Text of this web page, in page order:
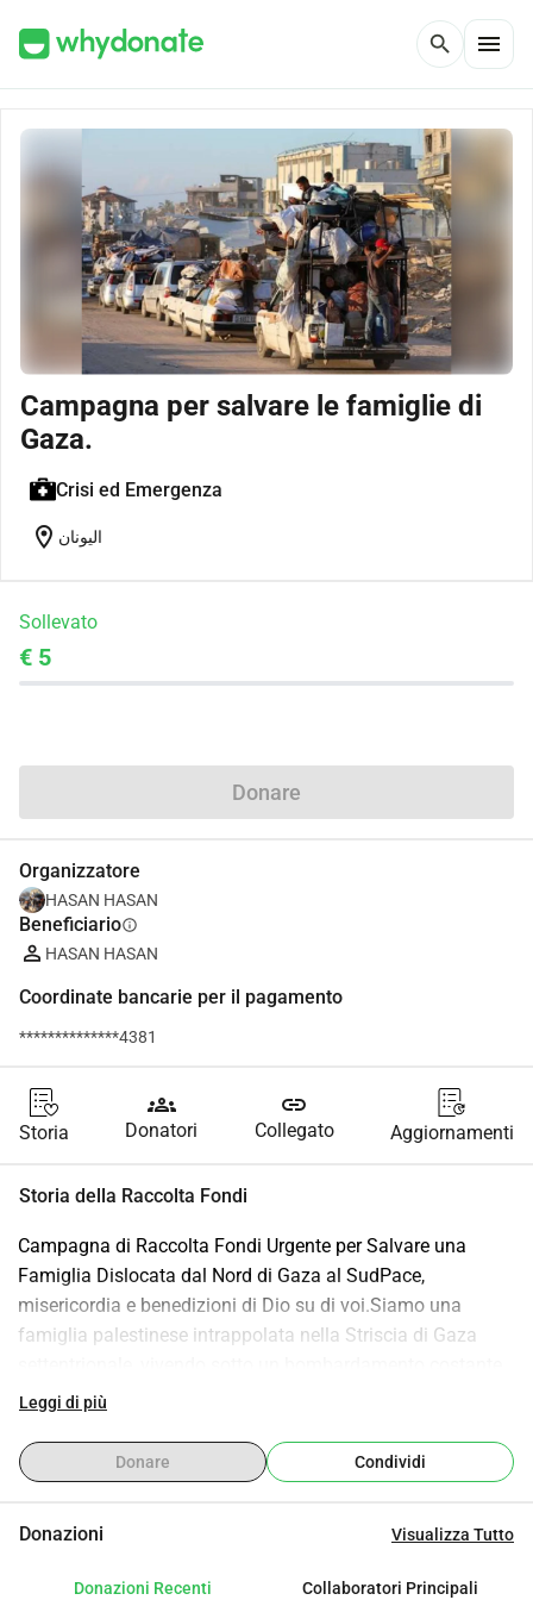
search menu
Campagna per salvare le famiglie di
Gaza.
Crisi ed Emergenza
location_on اليونان
Sollevato
€ 5
Donare
Organizzatore
HASAN HASAN
Beneficiarioinfo
HASAN HASAN
Coordinate bancarie per il pagamento
**************4381
Storia
groups
Donatori
link
Collegato Aggiornamenti
Storia della Raccolta Fondi
Campagna di Raccolta Fondi Urgente per Salvare una
Famiglia Dislocata dal Nord di Gaza al SudPace,
misericordia e benedizioni di Dio su di voi.Siamo una
famiglia palestinese intrappolata nella Striscia di Gaza
e in pericolo negli ultimi giorni. Le forze di occupazione
nord di Gaza è a rischio di essere ucciso, senza
eccezioni.Siamo costretti a fuggire verso sud per salvare le
né denaro per muoverci o per garantire l'acqua, il cibo o un
Leggi di più
Donare Condividi
Donazioni Visualizza Tutto
Donazioni Recenti Collaboratori Principali